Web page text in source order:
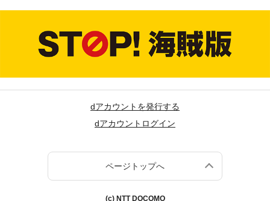
dアカウントを発行する
dアカウントログイン
ページトップへ
(c) NTT DOCOMO